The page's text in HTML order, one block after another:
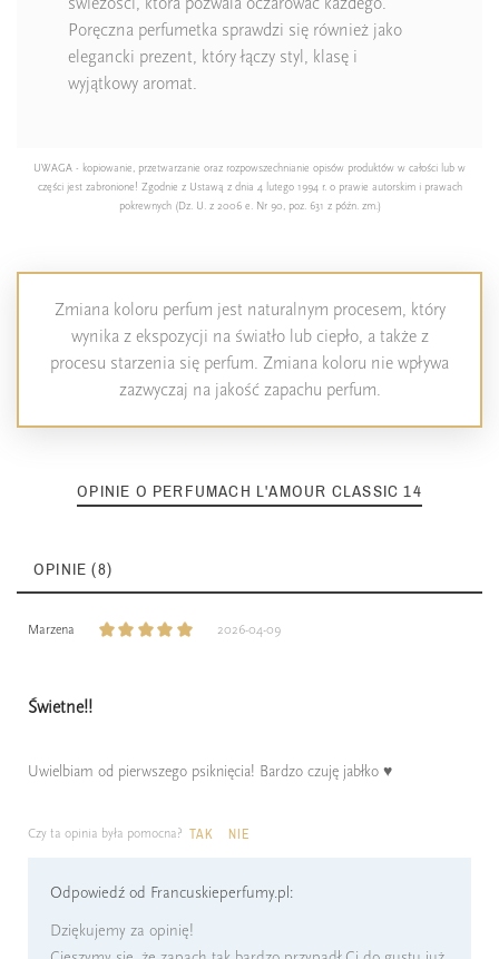
Poręczna perfumetka sprawdzi się również jako
elegancki prezent, który łączy styl, klasę i
wyjątkowy aromat.
UWAGA - kopiowanie, przetwarzanie oraz rozpowszechnianie opisów produktów w całości lub w
części jest zabronione! Zgodnie z Ustawą z dnia 4 lutego 1994 r. o prawie autorskim i prawach
pokrewnych (Dz. U. z 2006 e. Nr 90, poz. 631 z późn. zm.)
Zmiana koloru perfum jest naturalnym procesem, który
wynika z ekspozycji na światło lub ciepło, a także z
procesu starzenia się perfum. Zmiana koloru nie wpływa
zazwyczaj na jakość zapachu perfum.
OPINIE O PERFUMACH L'AMOUR CLASSIC 14
OPINIE (8)
Marzena 2026-04-09
Świetne!!
Uwielbiam od pierwszego psiknięcia! Bardzo czuję jabłko ♥️
Czy ta opinia była pomocna? TAK NIE
Odpowiedź od Francuskieperfumy.pl:
Dziękujemy za opinię!